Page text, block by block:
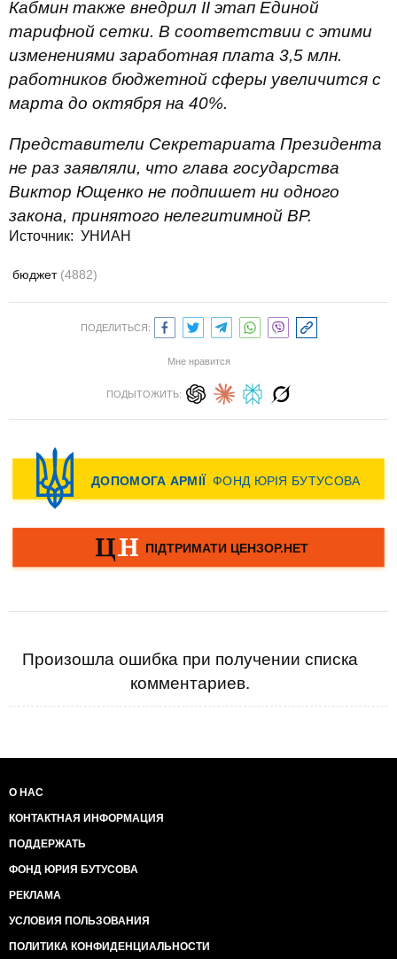
Кабмин также внедрил II этап Единой
тарифной сетки. В соответствии с этими
изменениями заработная плата 3,5 млн.
работников бюджетной сферы увеличится с
марта до октября на 40%.
Представители Секретариата Президента
не раз заявляли, что глава государства
Виктор Ющенко не подпишет ни одного
закона, принятого нелегитимной ВР.
Источник: УНИАН
бюджет (4882)
ПОДЕЛИТЬСЯ:
Мне нравится
ПОДЫТОЖИТЬ:
Произошла ошибка при получении списка
комментариев.
О НАС
КОНТАКТНАЯ ИНФОРМАЦИЯ
ПОДДЕРЖАТЬ
ФОНД ЮРИЯ БУТУСОВА
РЕКЛАМА
УСЛОВИЯ ПОЛЬЗОВАНИЯ
ПОЛИТИКА КОНФИДЕНЦИАЛЬНОСТИ